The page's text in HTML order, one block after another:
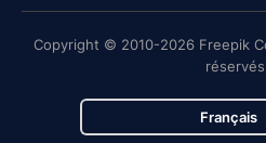
Copyright © 2010-2026 Freepik
Français